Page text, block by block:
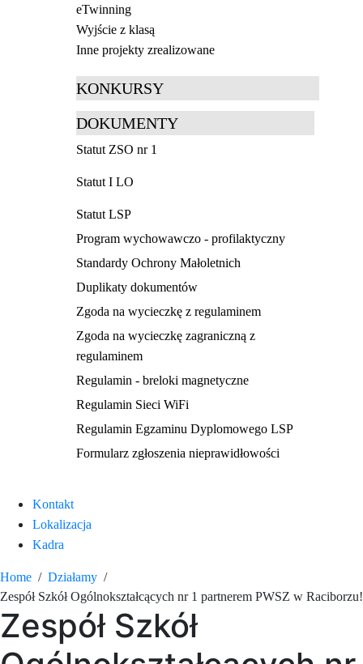
eTwinning
Wyjście z klasą
Inne projekty zrealizowane
KONKURSY
DOKUMENTY
Statut ZSO nr 1
Statut I LO
Statut LSP
Program wychowawczo - profilaktyczny
Standardy Ochrony Małoletnich
Duplikaty dokumentów
Zgoda na wycieczkę z regulaminem
Zgoda na wycieczkę zagraniczną z
regulaminem
Regulamin - breloki magnetyczne
Regulamin Sieci WiFi
Regulamin Egzaminu Dyplomowego LSP
Formularz zgłoszenia nieprawidłowości
Kontakt
Lokalizacja
Kadra
Home
Działamy
Zespół Szkół Ogólnokształcących nr 1 partnerem PWSZ w Raciborzu!
Zespół Szkół